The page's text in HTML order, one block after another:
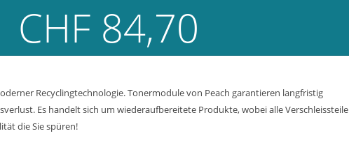
CHF 84,70
Recyclingtechnologie. Tonermodule von Peach garantieren langfristig
Es handelt sich um wiederaufbereitete Produkte, wobei alle Verschleissteile
die Sie spüren!